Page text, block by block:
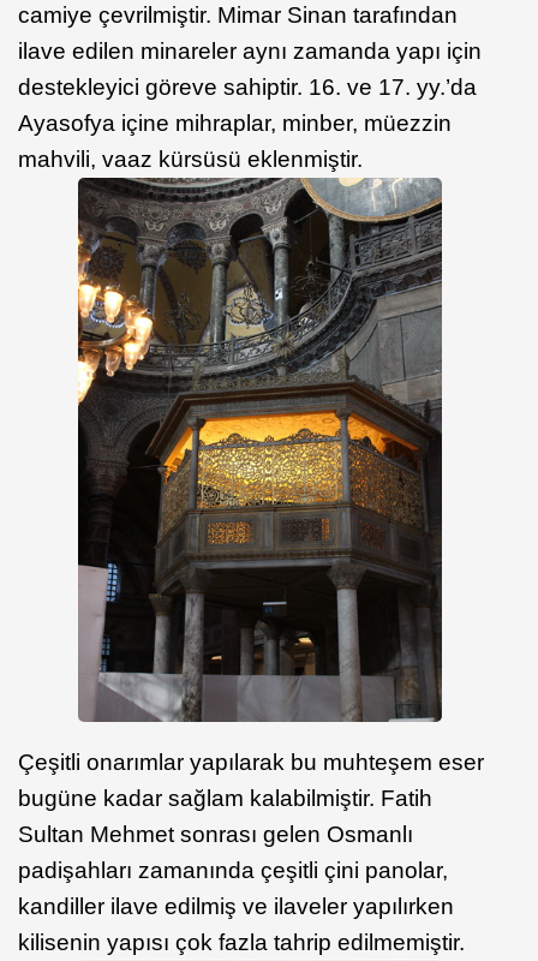
camiye çevrilmiştir. Mimar Sinan tarafından
ilave edilen minareler aynı zamanda yapı için
destekleyici göreve sahiptir. 16. ve 17. yy.’da
Ayasofya içine mihraplar, minber, müezzin
mahvili, vaaz kürsüsü eklenmiştir.
Çeşitli onarımlar yapılarak bu muhteşem eser
bugüne kadar sağlam kalabilmiştir. Fatih
Sultan Mehmet sonrası gelen Osmanlı
padişahları zamanında çeşitli çini panolar,
kandiller ilave edilmiş ve ilaveler yapılırken
kilisenin yapısı çok fazla tahrip edilmemiştir.